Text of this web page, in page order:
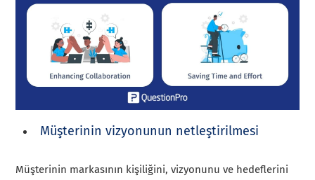
Müşterinin vizyonunun netleştirilmesi
Müşterinin markasının kişiliğini, vizyonunu ve hedeflerini